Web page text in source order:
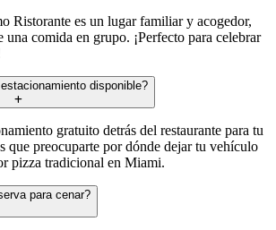
Ristorante es un lugar familiar y acogedor,
una comida en grupo. ¡Perfecto para celebrar
disponible?
gratuito detrás del restaurante para tu
que preocuparte por dónde dejar tu vehículo
pizza tradicional en Miami.
para cenar?